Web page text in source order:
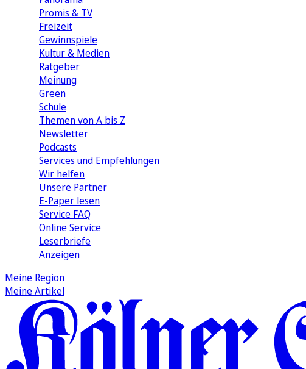
Promis & TV
Freizeit
Gewinnspiele
Kultur & Medien
Ratgeber
Meinung
Green
Schule
Themen von A bis Z
Newsletter
Podcasts
Services und Empfehlungen
Wir helfen
Unsere Partner
E-Paper lesen
Service FAQ
Online Service
Leserbriefe
Anzeigen
Meine Region
Meine Artikel